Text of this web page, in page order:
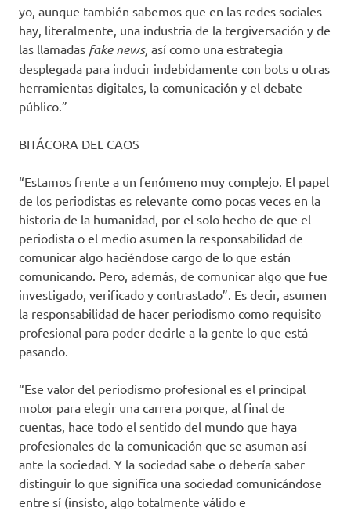
yo, aunque también sabemos que en las redes sociales
hay, literalmente, una industria de la tergiversación y de
las llamadas fake news, así como una estrategia
desplegada para inducir indebidamente con bots u otras
herramientas digitales, la comunicación y el debate
público.”
BITÁCORA DEL CAOS
“Estamos frente a un fenómeno muy complejo. El papel
de los periodistas es relevante como pocas veces en la
historia de la humanidad, por el solo hecho de que el
periodista o el medio asumen la responsabilidad de
comunicar algo haciéndose cargo de lo que están
comunicando. Pero, además, de comunicar algo que fue
investigado, verificado y contrastado”. Es decir, asumen
la responsabilidad de hacer periodismo como requisito
profesional para poder decirle a la gente lo que está
pasando.
“Ese valor del periodismo profesional es el principal
motor para elegir una carrera porque, al final de
cuentas, hace todo el sentido del mundo que haya
profesionales de la comunicación que se asuman así
ante la sociedad. Y la sociedad sabe o debería saber
distinguir lo que significa una sociedad comunicándose
entre sí (insisto, algo totalmente válido e